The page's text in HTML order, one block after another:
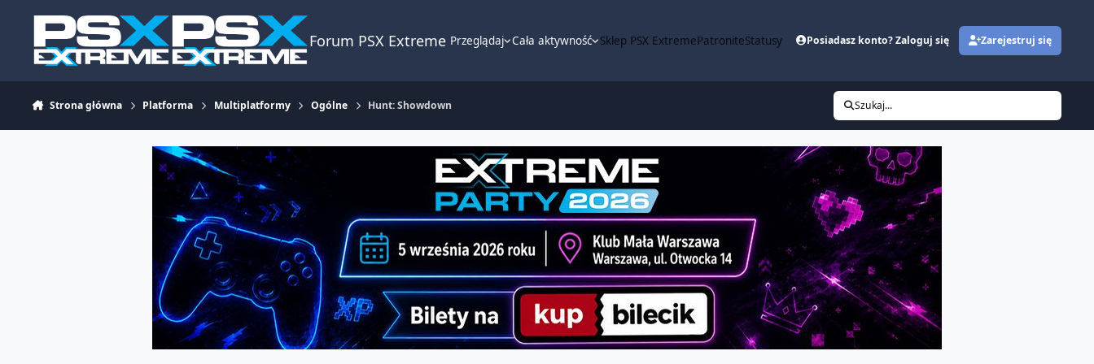
Forum PSX Extreme Przeglądaj Cała aktywność Sklep PSX ExtremePatroniteStatusy Posiadasz konto? Zaloguj się Zarejestruj się
Strona główna Platforma Multiplatformy Ogólne Hunt: Showdown Szukaj...